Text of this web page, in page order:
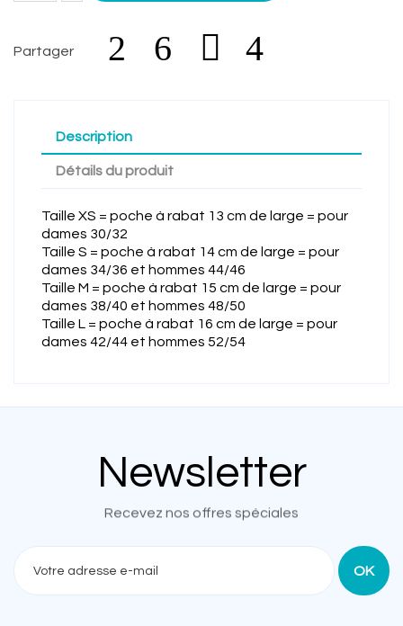
Partager
Description
Détails du produit
Taille XS = poche à rabat 13 cm de large = pour
dames 30/32
Taille S = poche à rabat 14 cm de large = pour
dames 34/36 et hommes 44/46
Taille M = poche à rabat 15 cm de large = pour
dames 38/40 et hommes 48/50
Taille L = poche à rabat 16 cm de large = pour
dames 42/44 et hommes 52/54
Newsletter
Recevez nos offres spéciales